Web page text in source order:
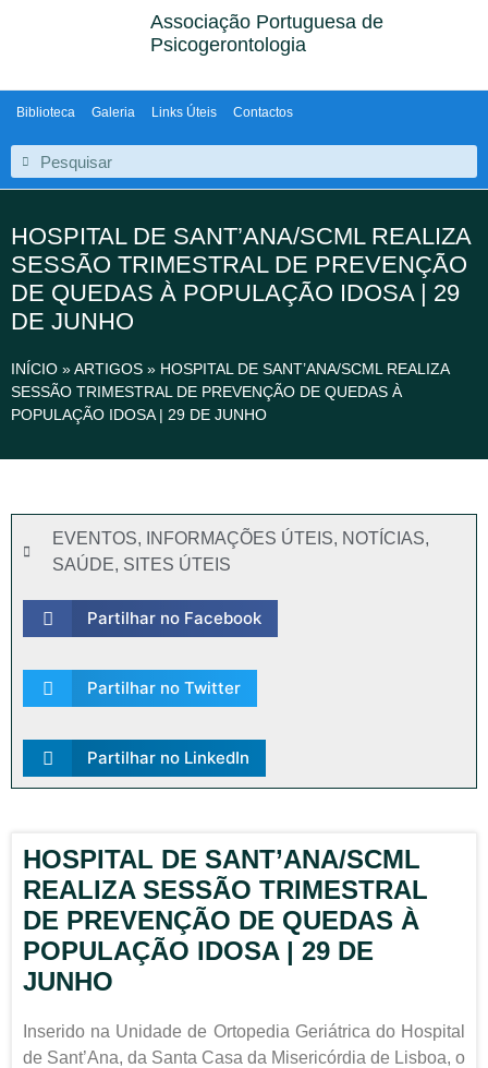
Associação Portuguesa de
Psicogerontologia
Biblioteca Galeria Links Úteis Contactos
HOSPITAL DE SANT’ANA/SCML REALIZA
SESSÃO TRIMESTRAL DE PREVENÇÃO
DE QUEDAS À POPULAÇÃO IDOSA | 29
DE JUNHO
INÍCIO »ARTIGOS » HOSPITAL DE SANT’ANA/SCML REALIZA
SESSÃO TRIMESTRAL DE PREVENÇÃO DE QUEDAS À
POPULAÇÃO IDOSA | 29 DE JUNHO
EVENTOS, INFORMAÇÕES ÚTEIS, NOTÍCIAS,
SAÚDE, SITES ÚTEIS
Partilhar no Facebook
Partilhar no Twitter
Partilhar no LinkedIn
HOSPITAL DE SANT’ANA/SCML
REALIZA SESSÃO TRIMESTRAL
DE PREVENÇÃO DE QUEDAS À
POPULAÇÃO IDOSA | 29 DE
JUNHO
Inserido na Unidade de Ortopedia Geriátrica do Hospital
de Sant’Ana, da Santa Casa da Misericórdia de Lisboa, o